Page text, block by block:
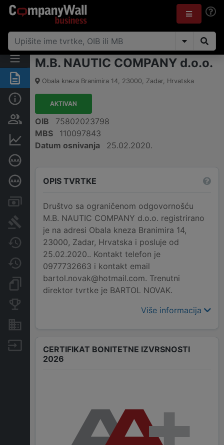
Sažetak
Osobe i vlasništvo
Dubinska bonitetna ocjena
Računi i blokade
Sudske objave
Javne nabavke
Promjene
Dokumenti i objave
Izvoz
M.B. NAUTIC COMPANY d.o.o.
Obala kneza Branimira 14, 23000, Zadar, Hrvatska
AKTIVAN
OIB
75802023798
MBS
110097843
Datum osnivanja
25.02.2020.
OPIS TVRTKE
Društvo sa ograničenom odgovornošću
M.B. NAUTIC COMPANY d.o.o. registrirano
je na adresi Obala kneza Branimira 14,
23000, Zadar, Hrvatska i posluje od
25.02.2020.. Kontakt telefon je
0977732663 i kontakt email
bartol.novak@hotmail.com. Trenutni
direktor tvrtke je BARTOL NOVAK.
Više informacija
CERTIFIKAT BONITETNE IZVRSNOSTI
2026